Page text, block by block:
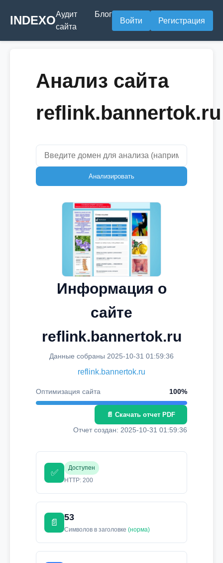
INDEXOАудит
сайта
Блог
Войти Регистрация
Анализ сайта
reflink.bannertok.ru
Анализировать
Информация о
сайте
reflink.bannertok.ru
Данные собраны 2025-10-31 01:59:36
reflink.bannertok.ru
Оптимизация сайта 100%
📄 Скачать отчет PDF
Отчет создан: 2025-10-31 01:59:36
✅
Доступен
HTTP: 200
📄
53
Символов в заголовке (норма)